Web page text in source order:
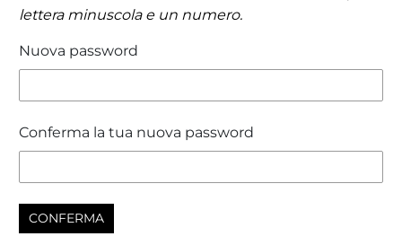
lettera minuscola e un numero.
Nuova password
Conferma la tua nuova password